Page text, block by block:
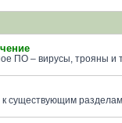
ПО – вирусы, трояны и
существующим разделам.